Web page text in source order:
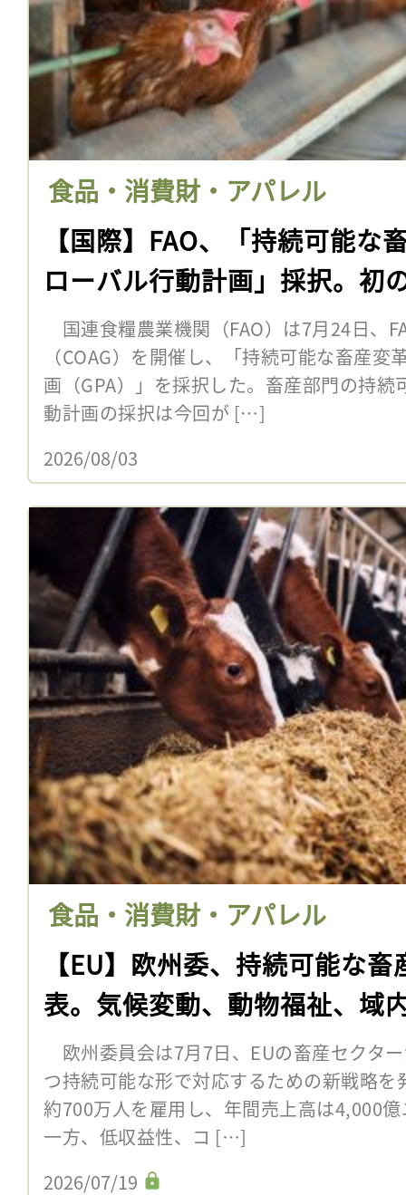
食品・消費財・アパレル
【国際】FAO、「持続可能な
ローバル行動計画」採択。初
国連食糧農業機関（FAO）は7月24日、
（COAG）を開催し、「持続可能な畜産
画（GPA）」を採択した。畜産部門の持
動計画の採択は今回が […]
2026/08/03
食品・消費財・アパレル
【EU】欧州委、持続可能な
表。気候変動、動物福祉、域
欧州委員会は7月7日、EUの畜産セクタ
つ持続可能な形で対応するための新戦略
約700万人を雇用し、年間売上高は4,000
一方、低収益性、コ […]
2026/07/19